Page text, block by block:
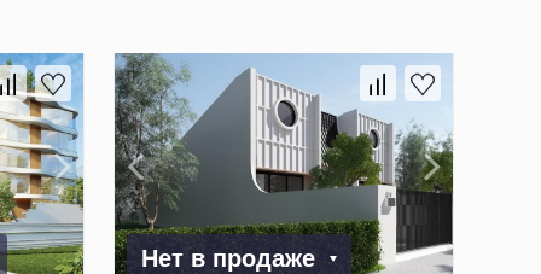
Нет в продаже